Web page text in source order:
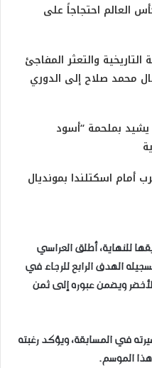
العالم احتجاجاً على
والتعثر المفاجئ
محمد صلاح إلى الدوري
بملحمة “أسود
أمام اسكتلندا بمونديال
للنهاية، أطلق العراسي
الهدف الرابع للرجاء في
الأخضر ويضمن عبوره إلى ثمن
في المسابقة، ويؤكد رغبته
الموسم.